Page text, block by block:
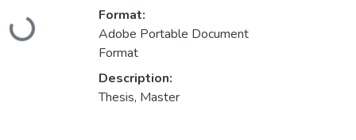
Loading...
Format:
Adobe Portable Document
Format
Description:
Thesis, Master